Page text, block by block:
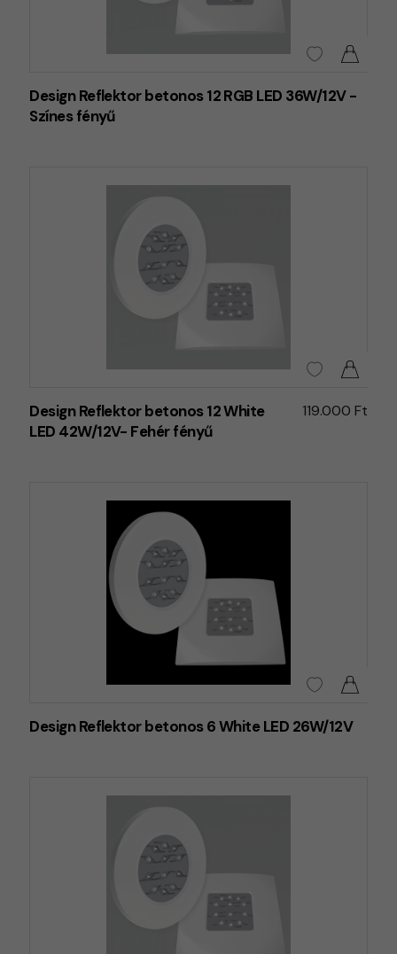
Design Reflektor betonos 12 RGB LED 36W/12V -
Színes fényű
Design Reflektor betonos 12 White
LED 42W/12V- Fehér fényű
119.000 Ft
Design Reflektor betonos 6 White LED 26W/12V